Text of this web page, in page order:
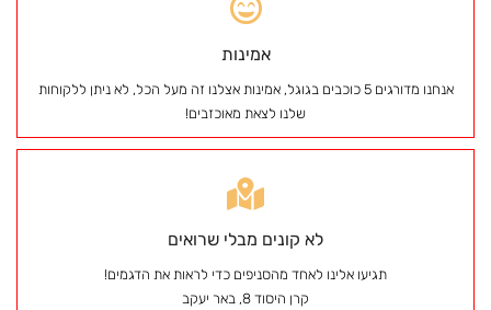
לא קונים מבלי שרואים
תגיעו אלינו לאחד מהסניפים כדי לראות את הדגמים!
קרן היסוד 8, באר יעקב
אמינות
אנחנו מדורגים 5 כוכבים בגוגל, אמינות אצלנו זה מעל הכל, לא ניתן ללקוחות
שלנו לצאת מאוכזבים!